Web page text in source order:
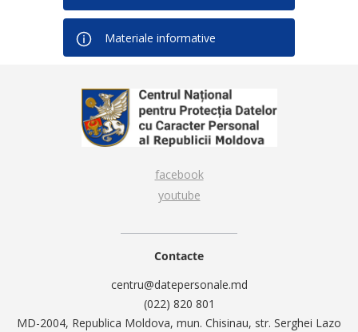
Materiale informative
facebook
youtube
Contacte
centru@datepersonale.md
(022) 820 801
MD-2004, Republica Moldova, mun. Chisinau, str. Serghei Lazo